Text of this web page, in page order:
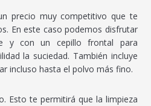
precio muy competitivo que te
En este caso podemos disfrutar
y con un cepillo frontal para
la suciedad. También incluye
incluso hasta el polvo más fino.
Esto te permitirá que la limpieza